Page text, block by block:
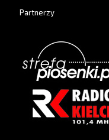
Partnerzy